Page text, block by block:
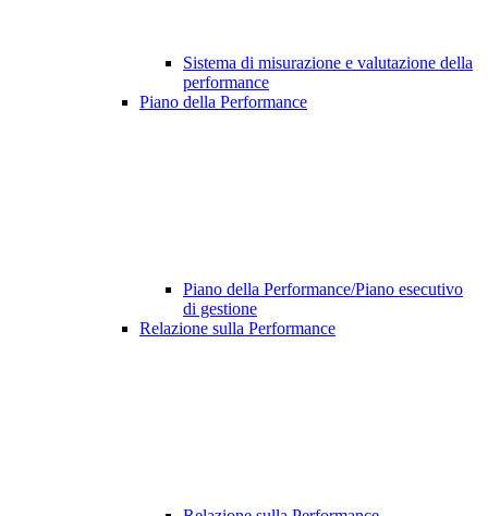
Sistema di misurazione e valutazione della
performance
Piano della Performance
Piano della Performance/Piano esecutivo
di gestione
Relazione sulla Performance